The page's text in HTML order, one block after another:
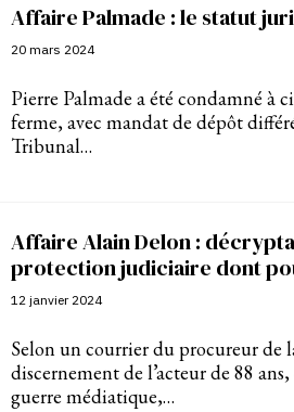
Affaire Palmade : le statut
20 mars 2024
Pierre Palmade a été condamné à
ferme, avec mandat de dépôt
Tribunal…
Affaire Alain Delon :
protection judiciaire dont
12 janvier 2024
Selon un courrier du procureur de
discernement de l’acteur de 88
guerre médiatique,…